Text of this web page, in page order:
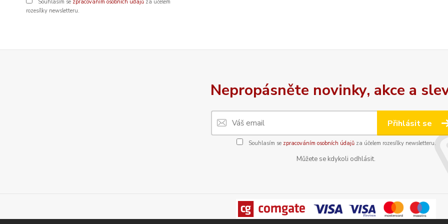
Souhlasím se zpracováním osobních údajů za účelem
rozesílky newsletteru.
Nepropásněte novinky, akce a
Přihlásit se
Souhlasím se zpracováním osobních údajůza účelem rozesílky newsletteru.
Můžete se kdykoli odhlásit.